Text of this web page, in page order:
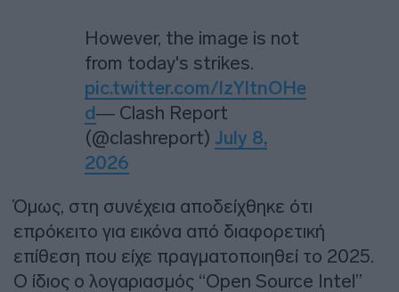
However, the image is not
from today's strikes.
pic.twitter.com/lzYltnOHe
d— Clash Report
(@clashreport) July 8,
2026
Όμως, στη συνέχεια αποδείχθηκε ότι
επρόκειτο για εικόνα από διαφορετική
επίθεση που είχε πραγματοποιηθεί το 2025.
Ο ίδιος ο λογαριασμός “Open Source Intel”